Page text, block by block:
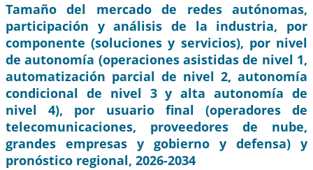
Tamaño del mercado de redes autónomas,
participación y análisis de la industria, por
componente (soluciones y servicios), por nivel
de autonomía (operaciones asistidas de nivel 1,
automatización parcial de nivel 2, autonomía
condicional de nivel 3 y alta autonomía de
nivel 4), por usuario final (operadores de
telecomunicaciones, proveedores de nube,
grandes empresas y gobierno y defensa) y
pronóstico regional, 2026-2034